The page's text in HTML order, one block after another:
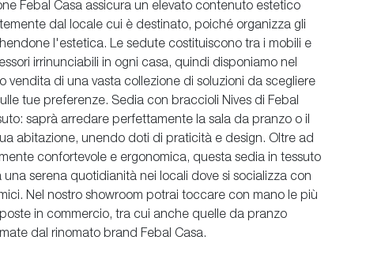
Febal Casa assicura un elevato contenuto estetico
dal locale cui è destinato, poiché organizza gli
l'estetica. Le sedute costituiscono tra i mobili e
irrinunciabili in ogni casa, quindi disponiamo nel
vendita di una vasta collezione di soluzioni da scegliere
tue preferenze. Sedia con braccioli Nives di Febal
saprà arredare perfettamente la sala da pranzo o il
abitazione, unendo doti di praticità e design. Oltre ad
confortevole e ergonomica, questa sedia in tessuto
una serena quotidianità nei locali dove si socializza con
Nel nostro showroom potrai toccare con mano le più
in commercio, tra cui anche quelle da pranzo
dal rinomato brand Febal Casa.